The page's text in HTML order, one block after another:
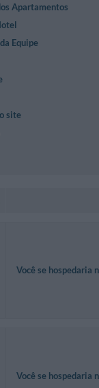
Apartamentos
Equipe
site
Você se hospedaria
Você se hospedaria